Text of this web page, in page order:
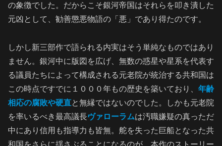
の象徴でした。だからこそ銀河帝国はそれらを叩き潰した
元凶として、勧善懲悪物語の「悪」であり得たのです。
しかし新三部作で語られる内実はそう単純なものではあり
ません。銀河中に版図を広げ、無数の惑星や星系を代表す
る議員たちによって構成される元老院が統治する共和国は
この時点ですでに１０００年もの歴史を築いており、 年齢
相応の腐敗や硬直と無縁ではないのでした。しかも元老院
を率いるべき最高議長ヴァローラムは汚職嫌疑の真っただ
中にあり信用も指導力も皆無。舵を失った巨船となった共
和国をさらに揺さぶることになるのが、本作のストーリー